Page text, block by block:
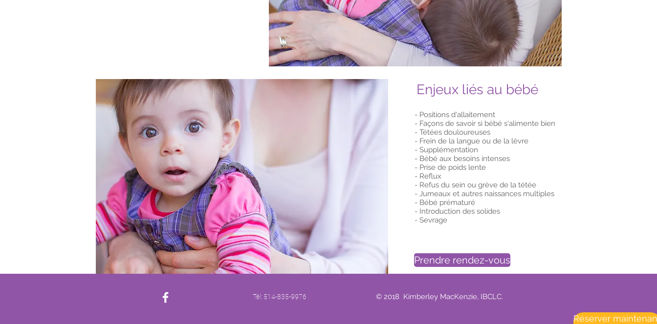
Enjeux liés au bébé
- Positions d'allaitement
- Façons de savoir si bébé s'alimente bien
- Tétées douloureuses
- Frein de la langue ou de la lèvre
- Supplémentation
- Bébé aux besoins intenses
- Prise de poids lente
- Reflux
- Refus du sein ou grève de la tétée
- Jumeaux et autres naissances multiples
- Bébé prématuré
- Introduction des solides
- Sevrage
Prendre rendez-vous
Réserver
Tél: 514-835-9976 © 2018 Kimberley MacKenzie, IBCLC.